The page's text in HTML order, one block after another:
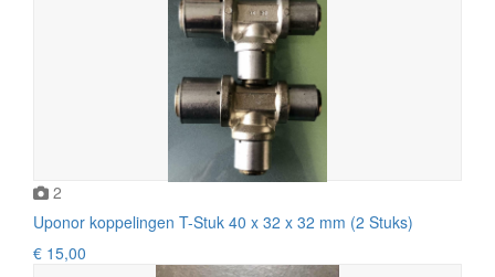
2
Uponor koppelingen T-Stuk 40 x 32 x 32 mm (2 Stuks)
€ 15,00